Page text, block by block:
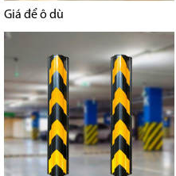
Giá để ô dù